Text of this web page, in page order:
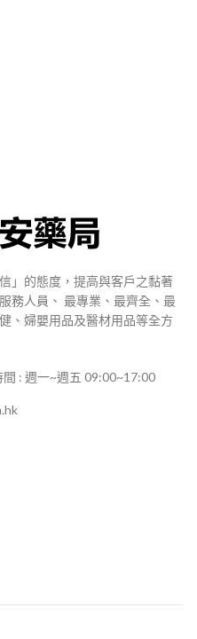
」的態度，提高與客戶之黏著
務人員、 最專業、最齊全、最
、婦嬰用品及醫材用品等全方
: 週一~週五 09:00~17:00